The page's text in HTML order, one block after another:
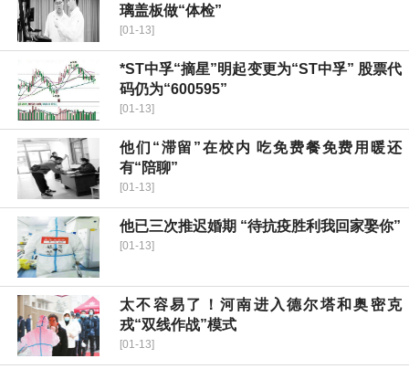
璃盖板做“体检”
[01-13]
*ST中孚“摘星”明起变更为“ST中孚” 股票代
码仍为“600595”
[01-13]
他们“滞留”在校内 吃免费餐免费用暖还
有“陪聊”
[01-13]
他已三次推迟婚期 “待抗疫胜利我回家娶你”
[01-13]
太不容易了！河南进入德尔塔和奥密克
戎“双线作战”模式
[01-13]